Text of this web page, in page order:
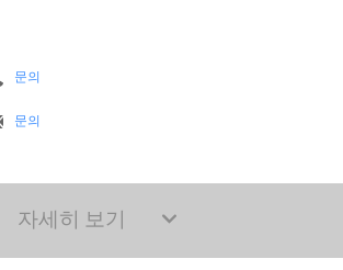
문의
문의
자세히 보기